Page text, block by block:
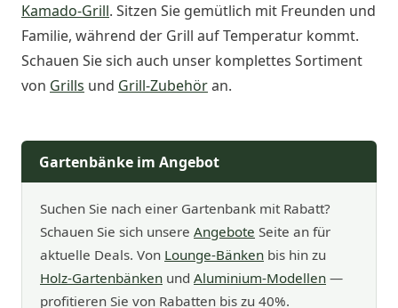
Kamado-Grill. Sitzen Sie gemütlich mit Freunden und
Familie, während der Grill auf Temperatur kommt.
Schauen Sie sich auch unser komplettes Sortiment
von Grills und Grill-Zubehöran.
Gartenbänke im Angebot
Suchen Sie nach einer Gartenbank mit Rabatt?
Schauen Sie sich unsere Angebote Seite an für
aktuelle Deals. Von Lounge-Bänken bis hin zu
Holz-Gartenbänken und Aluminium-Modellen —
profitieren Sie von Rabatten bis zu 40%.